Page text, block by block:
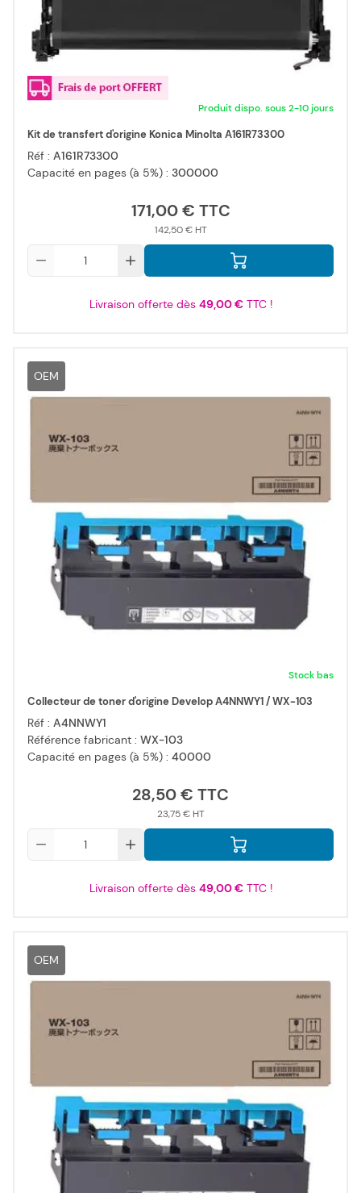
Produit dispo. sous 2-10 jours
Kit de transfert d'origine Konica Minolta A161R73300
Réf : A161R73300
Capacité en pages (à 5%) : 300000
171,00 €
142,50 €
Livraison offerte dès 49,00 €TTC !
OEM
Stock bas
Collecteur de toner d'origine Develop A4NNWY1 / WX-103
Réf : A4NNWY1
Référence fabricant : WX-103
Capacité en pages (à 5%) : 40000
28,50 €
23,75 €
Livraison offerte dès 49,00 €TTC !
OEM